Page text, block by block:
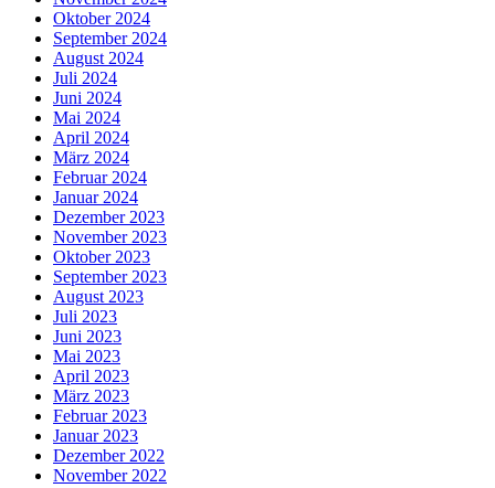
Oktober 2024
September 2024
August 2024
Juli 2024
Juni 2024
Mai 2024
April 2024
März 2024
Februar 2024
Januar 2024
Dezember 2023
November 2023
Oktober 2023
September 2023
August 2023
Juli 2023
Juni 2023
Mai 2023
April 2023
März 2023
Februar 2023
Januar 2023
Dezember 2022
November 2022